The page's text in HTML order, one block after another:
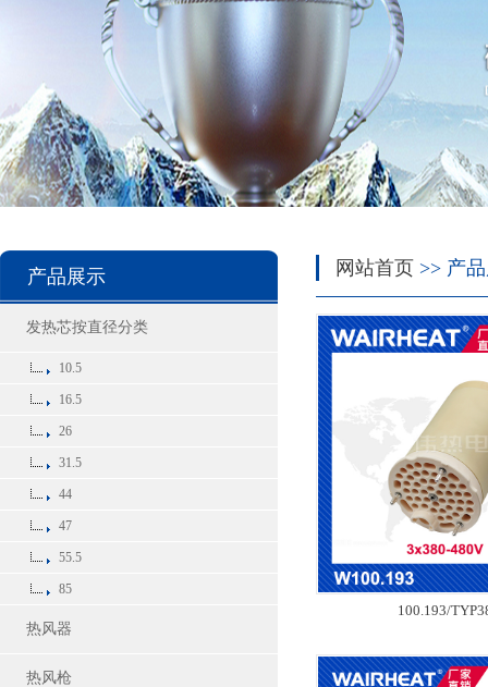
产品展示
发热芯按直径分类
10.5
16.5
26
31.5
44
47
55.5
85
热风器
热风枪
网站首页 >> 产
100.193/